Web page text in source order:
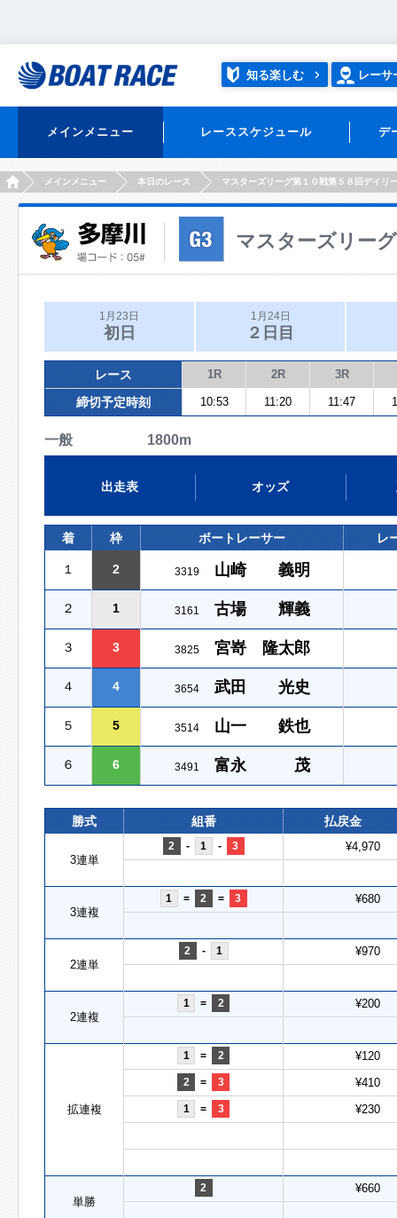
知る楽しむ レーサ
メインメニュー レーススケジュール デ
HOMEメインメニュー 本日のレース マスターズリーグ第１０戦第５８回デイリ
マスターズリー
1月23日
初日
1月24日
２日目
レース 1R 2R 3R
締切予定時刻 10:53 11:20 11:47
一般 1800m
出走表 オッズ
着 枠 ボートレーサー レ
１ 2 3319 山崎 義明
２ 1 3161 古場 輝義
３ 3 3825 宮嵜 隆太郎
４ 4 3654 武田 光史
５ 5 3514 山一 鉄也
６ 6 3491 富永 茂
勝式 組番 払戻金
3連単
2 - 1 - 3 ¥4,970
3連複
1 = 2 = 3 ¥680
2連単
2 - 1 ¥970
2連複
1 = 2 ¥200
拡連複
1 = 2 ¥120
2 = 3 ¥410
1 = 3 ¥230
単勝
2 ¥660